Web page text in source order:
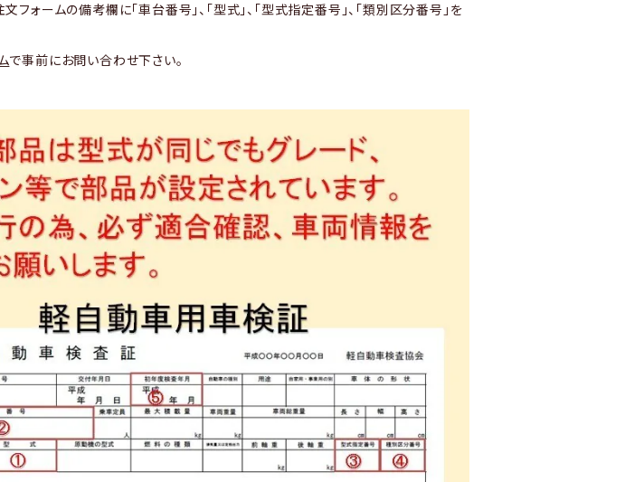
文フォームの備考欄に「車台番号」、「型式」、「型式指定番号」、「類別区分番号」を
で事前にお問い合わせ下さい。